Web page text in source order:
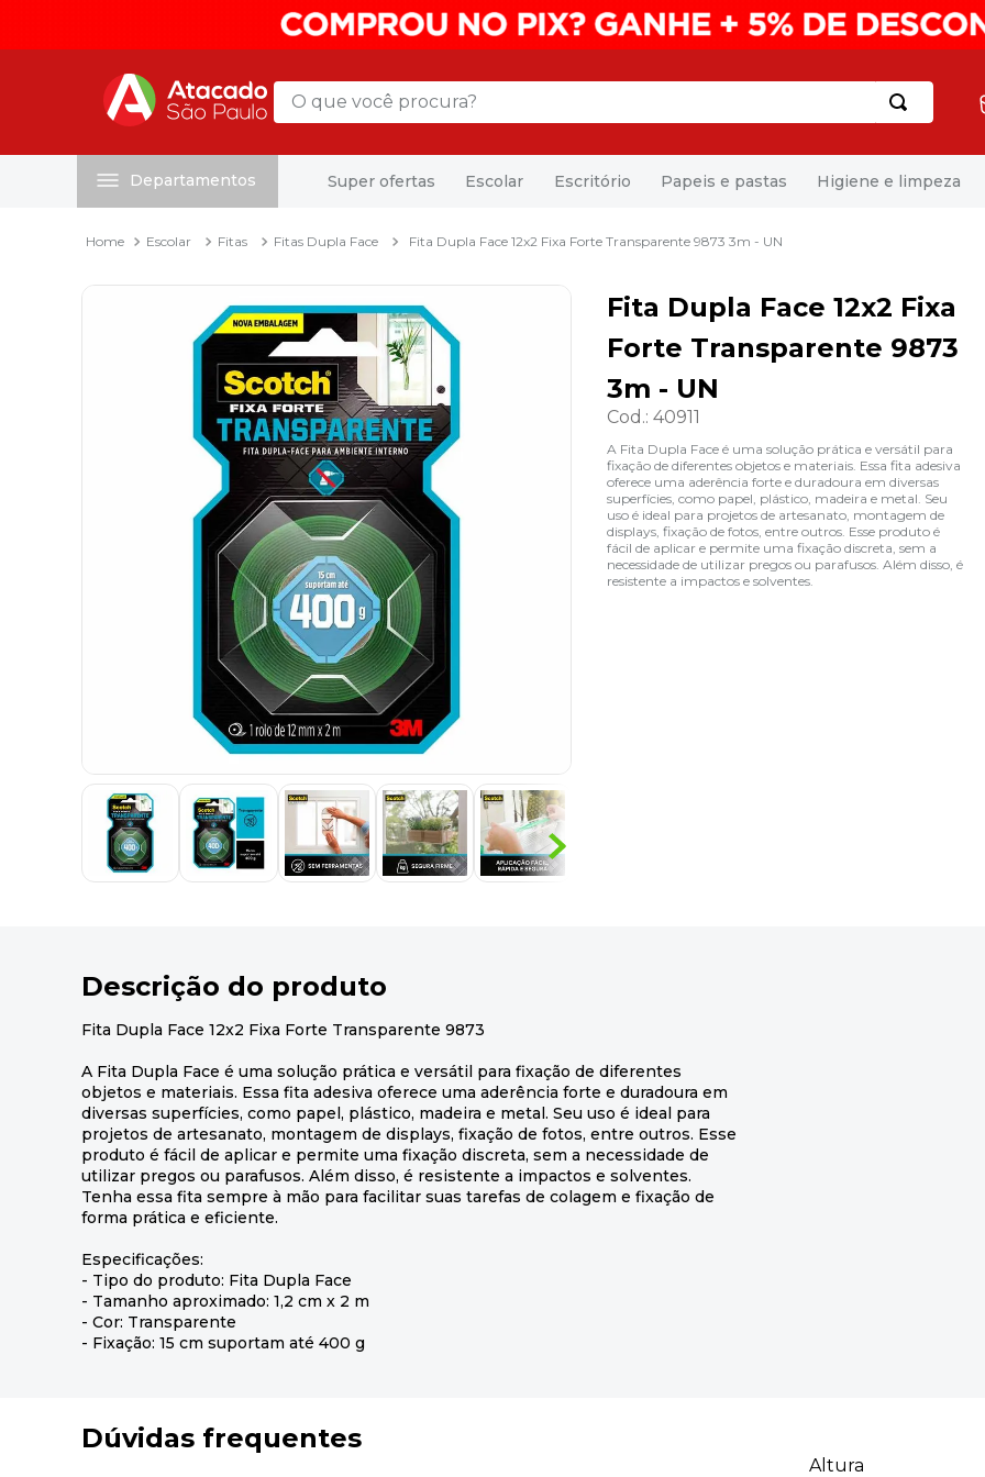
O que você procura?
Departamentos Super ofertas Escolar Escritório Papeis e pastas Higiene e limpeza
Escolar Fitas Fitas Dupla Face Fita Dupla Face 12x2 Fixa Forte Transparente 9873 3m - UN
Fita Dupla Face 12x2 Fixa
Forte Transparente 9873
3m - UN
Cod.:40911
A Fita Dupla Face é uma solução prática e versátil para
fixação de diferentes objetos e materiais. Essa fita adesiva
oferece uma aderência forte e duradoura em diversas
superfícies, como papel, plástico, madeira e metal. Seu
uso é ideal para projetos de artesanato, montagem de
displays, fixação de fotos, entre outros. Esse produto é
fácil de aplicar e permite uma fixação discreta, sem a
necessidade de utilizar pregos ou parafusos. Além disso, é
resistente a impactos e solventes.
Descrição do produto
Fita Dupla Face 12x2 Fixa Forte Transparente 9873
A Fita Dupla Face é uma solução prática e versátil para fixação de diferentes
objetos e materiais. Essa fita adesiva oferece uma aderência forte e duradoura em
diversas superfícies, como papel, plástico, madeira e metal. Seu uso é ideal para
projetos de artesanato, montagem de displays, fixação de fotos, entre outros. Esse
produto é fácil de aplicar e permite uma fixação discreta, sem a necessidade de
utilizar pregos ou parafusos. Além disso, é resistente a impactos e solventes.
Tenha essa fita sempre à mão para facilitar suas tarefas de colagem e fixação de
forma prática e eficiente.
Especificações:
- Tipo do produto: Fita Dupla Face
- Tamanho aproximado: 1,2 cm x 2 m
- Cor: Transparente
- Fixação: 15 cm suportam até 400 g
Dúvidas frequentes
Altura
mala